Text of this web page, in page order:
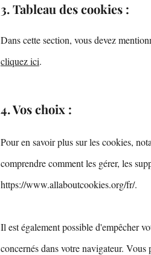
3. Tableau des cookies :
Dans cette section, vous devez
cliquez ici.
4. Vos choix :
Pour en savoir plus sur les cookies,
comprendre comment les gérer, les
https://www.allaboutcookies.org/fr/.
Il est également possible d'empêcher
concernés dans votre navigateur.